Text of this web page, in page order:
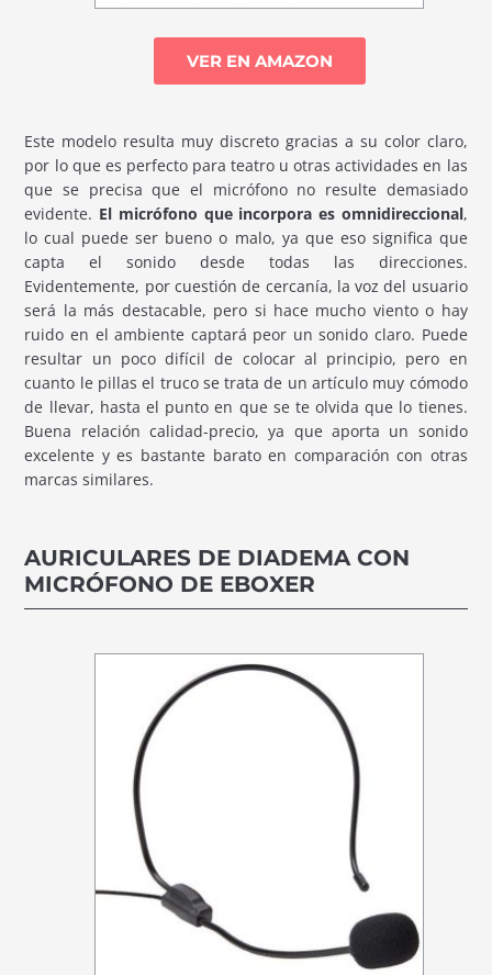
VER EN AMAZON
Este modelo resulta muy discreto gracias a su color claro,
por lo que es perfecto para teatro u otras actividades en las
que se precisa que el micrófono no resulte demasiado
evidente. El micrófono que incorpora es omnidireccional,
lo cual puede ser bueno o malo, ya que eso significa que
capta el sonido desde todas las direcciones.
Evidentemente, por cuestión de cercanía, la voz del usuario
será la más destacable, pero si hace mucho viento o hay
ruido en el ambiente captará peor un sonido claro. Puede
resultar un poco difícil de colocar al principio, pero en
cuanto le pillas el truco se trata de un artículo muy cómodo
de llevar, hasta el punto en que se te olvida que lo tienes.
Buena relación calidad-precio, ya que aporta un sonido
excelente y es bastante barato en comparación con otras
marcas similares.
AURICULARES DE DIADEMA CON
MICRÓFONO DE EBOXER